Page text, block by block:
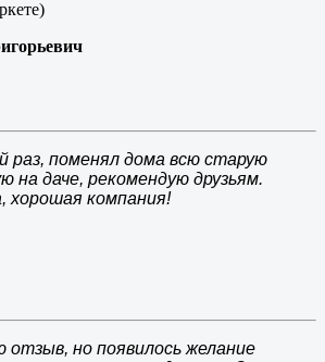
раз, поменял дома всю старую
на даче, рекомендую друзьям.
хорошая компания!
но появилось желание